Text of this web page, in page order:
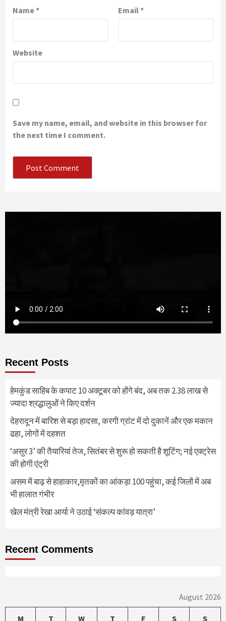
Name* Email*
Website
Save my name, email, and website in this browser for
the next time I comment.
Recent Posts
हेमकुंड साहिब के कपाट 10 अक्टूबर को होंगे बंद, अब तक 2.38 लाख से
ज्यादा श्रद्धालुओं ने किए दर्शन
देहरादून में बारिश से बड़ा हादसा, करगी ग्रांट में दो दुकानें और एक मकान
ढहा, लोगों में दहशत
‘असुर 3’ की तैयारियां तेज, सितंबर से शुरू हो सकती है शूटिंग; नई एक्ट्रेस
की होगी एंट्री
असम में बाढ़ से हाहाकार,मृतकों का आंकड़ा 100 पहुंचा, कई जिलों में अब
भी हालात गंभीर
खेल मंत्री रेखा आर्या ने उठाई ‘संकल्प कांवड़ यात्रा’
Recent Comments
August 2026
M T W T F S S